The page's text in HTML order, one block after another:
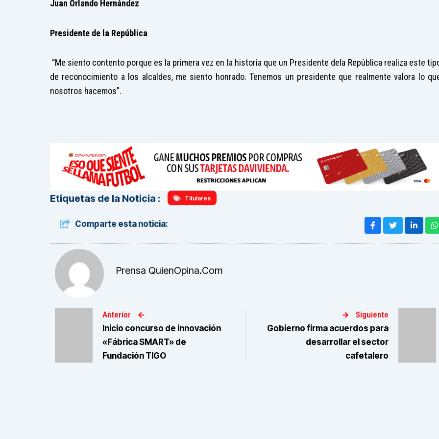
Juan Orlando Hernández
Presidente de la República
“Me siento contento porque es la primera vez en la historia que un Presidente dela República realiza este
de reconocimiento a los alcaldes, me siento honrado. Tenemos un presidente que realmente valora lo
nosotros hacemos”.
Etiquetas de la Noticia : Titulares
Comparte esta noticia:
Prensa QuienOpina.com
Anterior
Inicio concurso de innovación
«Fábrica SMART» de
Fundación TIGO
Siguiente
Gobierno firma acuerdos para
desarrollar el sector
cafetalero